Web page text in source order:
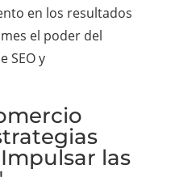
en los resultados
el poder del
SEO y
las